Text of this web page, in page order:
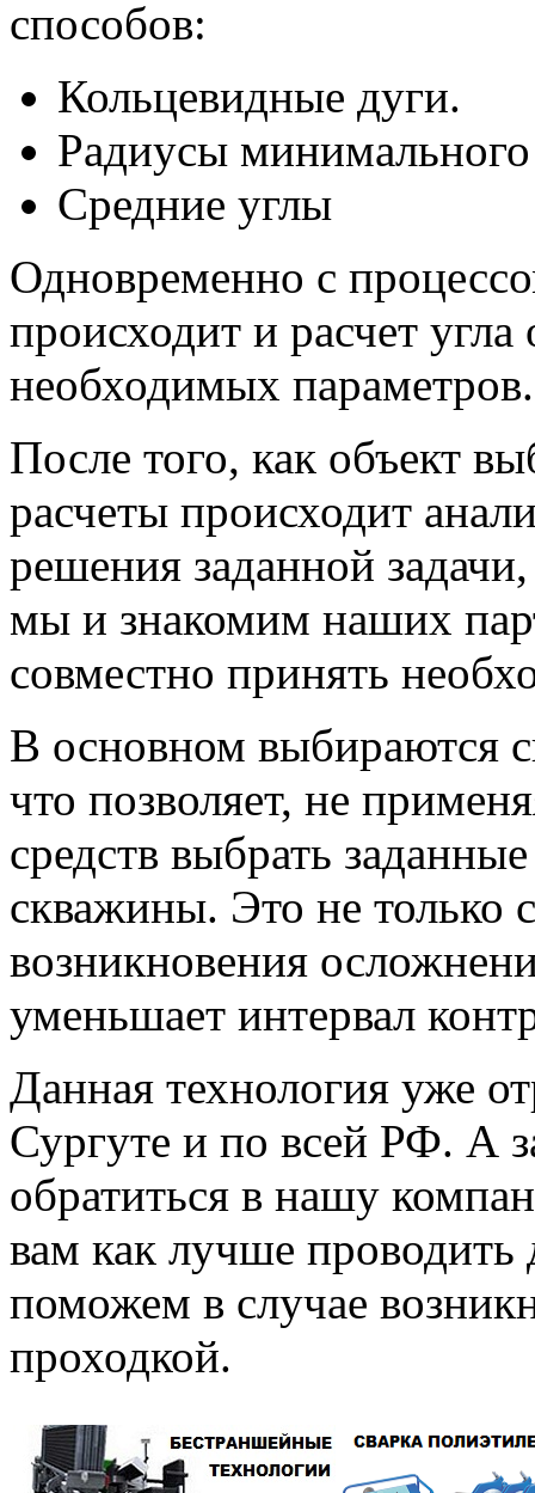
способов:
Кольцевидные дуги.
Радиусы минимального
Средние углы
Одновременно с
происходит и расчет
необходимых параметров.
После того, как объект
расчеты происходит
решения заданной
мы и знакомим наших
совместно принять
В основном выбираются
что позволяет, не
средств выбрать
скважины. Это не только
возникновения
уменьшает интервал
Данная технология уже
Сургуте и по всей РФ. А
обратиться в нашу
вам как лучше проводить
поможем в случае
проходкой.